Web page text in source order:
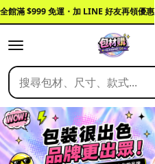
全館滿 $999 免運・加 LINE 好友再領優惠